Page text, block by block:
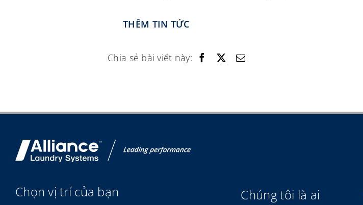
THÊM TIN TỨC
Chia sẻ bài viết này:
Chọn vị trí của bạn Chúng tôi là ai